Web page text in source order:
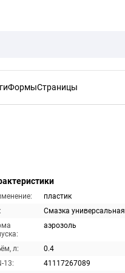
ФормыСтраницы
пластик
Смазка универсальная
аэрозоль
л:
0.4
13:
41117267089